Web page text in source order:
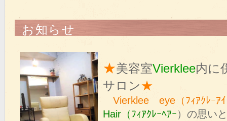
お知らせ
★美容室Vierklee内に
サロン★
Vierklee eye（ﾌｨｱｸﾚｰｱｲ
Hair（ﾌｨｱｸﾚｰﾍｱｰ） の思い